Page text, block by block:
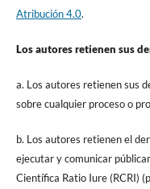
Atribución 4.0.
Los autores retienen sus
a. Los autores retienen sus
sobre cualquier proceso o
b. Los autores retienen el
ejecutar y comunicar
Científica Ratio Iure (RCRI)